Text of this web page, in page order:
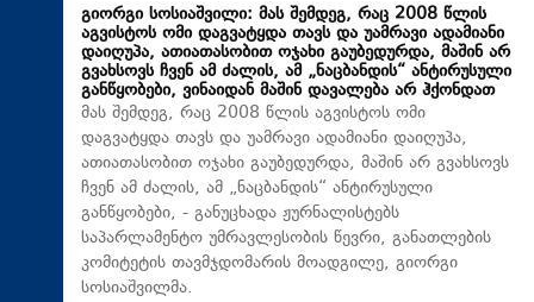
გიორგი სოსიაშვილი: მას შემდეგ, რაც 2008 წლის
აგვისტოს ომი დაგვატყდა თავს და უამრავი ადამიანი
დაიღუპა, ათიათასობით ოჯახი გაუბედურდა, მაშინ არ
გვახსოვს ჩვენ ამ ძალის, ამ „ნაცბანდის“ ანტირუსული
განწყობები, ვინაიდან მაშინ დავალება არ ჰქონდათ
მას შემდეგ, რაც 2008 წლის აგვისტოს ომი
დაგვატყდა თავს და უამრავი ადამიანი დაიღუპა,
ათიათასობით ოჯახი გაუბედურდა, მაშინ არ გვახსოვს
ჩვენ ამ ძალის, ამ „ნაცბანდის“ ანტირუსული
განწყობები, - განუცხადა ჟურნალისტებს
საპარლამენტო უმრავლესობის წევრი, განათლების
კომიტეტის თავმჯდომარის მოადგილე, გიორგი
სოსიაშვილმა.